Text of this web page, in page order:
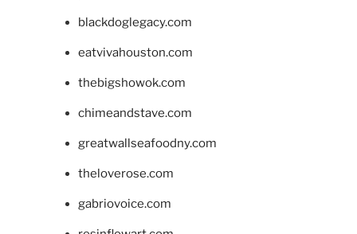
blackdoglegacy.com
eatvivahouston.com
thebigshowok.com
chimeandstave.com
greatwallseafoodny.com
theloverose.com
gabriovoice.com